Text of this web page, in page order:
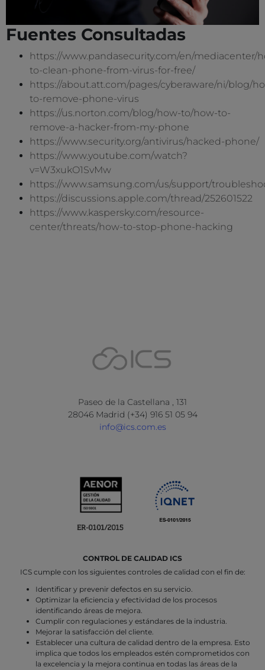
Fuentes Consultadas
https://www.pandasecurity.com/en/mediacenter/
to-clean-phone-from-virus-for-free/
https://about.att.com/pages/cyberaware/ni/blog/
to-remove-phone-virus
https://us.norton.com/blog/how-to/how-to-
remove-a-hacker-from-my-phone
https://www.security.org/antivirus/hacked-phone/
https://www.youtube.com/watch?
v=W3xukO1SvMw
https://www.samsung.com/us/support/
https://discussions.apple.com/thread/252601522
https://www.kaspersky.com/resource-
center/threats/how-to-stop-phone-hacking
Paseo de la Castellana , 131
28046 Madrid (+34) 916 51 05 94
info@ics.com.es
CONTROL DE CALIDAD ICS
ICS cumple con los siguientes controles de calidad con el fin de:
Identificar y prevenir defectos en su servicio.
Optimizar la eficiencia y efectividad de los procesos
identificando áreas de mejora.
Cumplir con regulaciones y estándares de la industria.
Mejorar la satisfacción del cliente.
Establecer una cultura de calidad dentro de la empresa. Esto
implica que todos los empleados estén comprometidos con
la excelencia y la mejora continua en todas las áreas de la